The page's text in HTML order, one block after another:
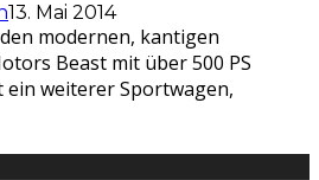
13. Mai 2014
modernen, kantigen
Beast mit über 500 PS
weiterer Sportwagen,